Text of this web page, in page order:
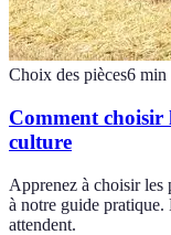
Choix des pièces6 min
Comment choisir
culture
Apprenez à choisir les
à notre guide pratique.
attendent.